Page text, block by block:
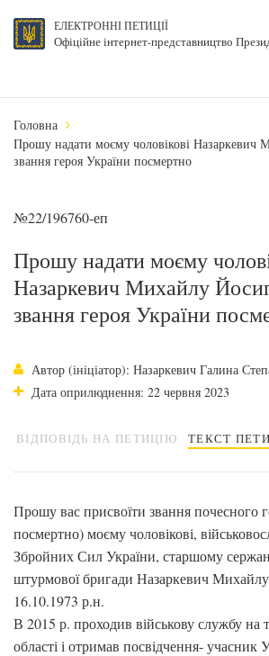
ЕЛЕКТРОННІ ПЕТИЦІЇ
Офіційне інтернет-представництво
Головна
Прошу надати моєму чоловікові Назаркевич
звання героя України посмертно
№22/196760-еп
Прошу надати моєму
Назаркевич Михайлу
звання героя України
Автор (ініціатор): Назаркевич Галина
Дата оприлюднення: 22 червня 2023
ВІДПОВІДЬ НА ПЕТИЦІЮ ТЕКСТ
Прошу вас присвоїти звання почесного
посмертно) моєму чоловікові,
Збройних Сил України, старшому
штурмової бригади Назаркевич
16.10.1973 р.н.
В 2015 р. проходив військову службу на
області і отримав посвідчення- учасник